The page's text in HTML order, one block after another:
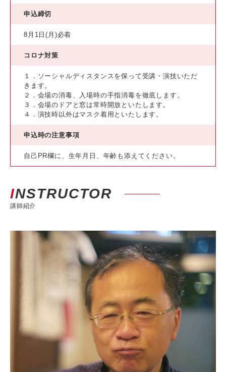
申込締切
8月1日(月)必着
コロナ対策
１．ソーシャルディスタンスを保って受講・演技いただ
きます。
２．会場の消毒、入場時の手指消毒を徹底します。
３．会場のドアと窓は常時開放といたします。
４．演技時以外はマスク着用といたします。
申込時の注意事項
自己PR欄に、生年月日、年齢も添えてください。
INSTRUCTOR
講師紹介